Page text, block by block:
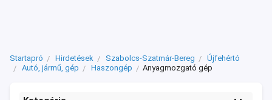
Startapró Hirdetések Szabolcs-Szatmár-Bereg
Újfehértó
Autó, jármű, gép
Haszongép Anyagmozgató gép